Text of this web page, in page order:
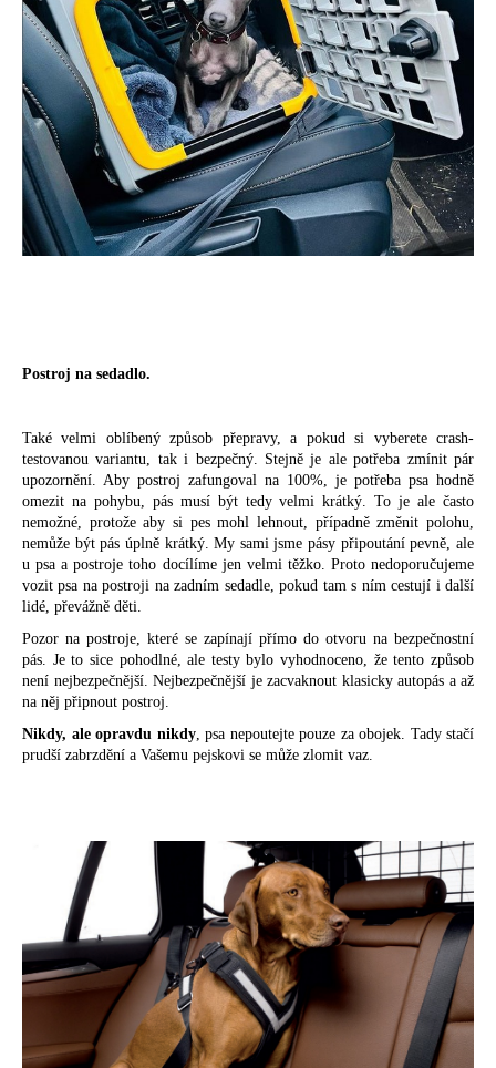
Postroj na sedadlo.
Také velmi oblíbený způsob přepravy, a pokud si vyberete crash-
testovanou variantu, tak i bezpečný. Stejně je ale potřeba zmínit pár
upozornění. Aby postroj zafungoval na 100%, je potřeba psa hodně
omezit na pohybu, pás musí být tedy velmi krátký. To je ale často
nemožné, protože aby si pes mohl lehnout, případně změnit polohu,
nemůže být pás úplně krátký. My sami jsme pásy připoutání pevně, ale
u psa a postroje toho docílíme jen velmi těžko. Proto nedoporučujeme
vozit psa na postroji na zadním sedadle, pokud tam s ním cestují i další
lidé, převážně děti.
Pozor na postroje, které se zapínají přímo do otvoru na bezpečnostní
pás. Je to sice pohodlné, ale testy bylo vyhodnoceno, že tento způsob
není nejbezpečnější. Nejbezpečnější je zacvaknout klasicky autopás a až
na něj připnout postroj.
Nikdy, ale opravdu nikdy, psa nepoutejte pouze za obojek. Tady stačí
prudší zabrzdění a Vašemu pejskovi se může zlomit vaz.